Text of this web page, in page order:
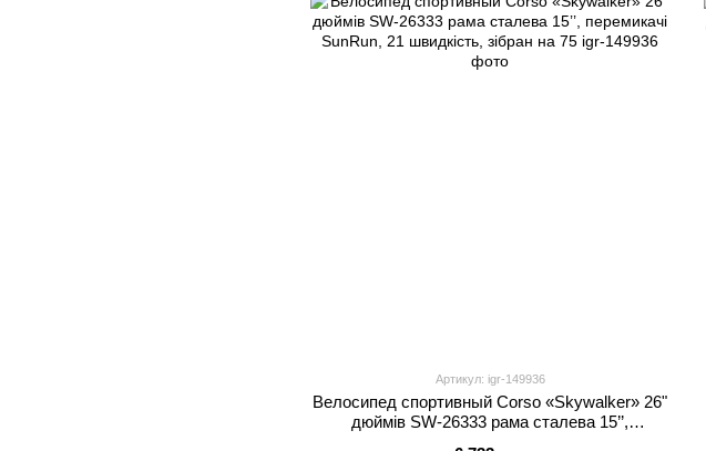
Артикул: igr-149936
Велосипед спортивный Corso «Skywalker» 26"
дюймів SW-26333 рама сталева 15’’,